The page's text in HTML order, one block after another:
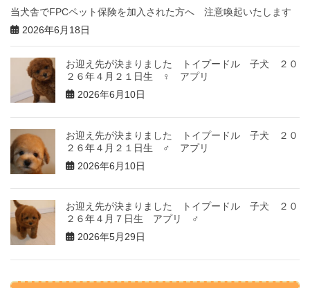
当犬舎でFPCペット保険を加入された方へ 注意喚起いたします
2026年6月18日
お迎え先が決まりました トイプードル 子犬 ２０
２６年４月２１日生 ♀ アプリ
2026年6月10日
お迎え先が決まりました トイプードル 子犬 ２０
２６年４月２１日生 ♂ アプリ
2026年6月10日
お迎え先が決まりました トイプードル 子犬 ２０
２６年４月７日生 アプリ ♂
2026年5月29日